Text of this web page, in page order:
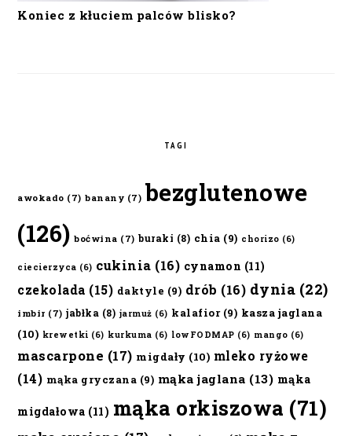
Koniec z kłuciem palców blisko?
TAGI
awokado (7) banany (7) bezglutenowe
(126) boćwina (7) buraki (8) chia (9) chorizo (6)
ciecierzyca (6) cukinia (16) cynamon (11)
czekolada (15) daktyle (9) drób (16) dynia (22)
imbir (7) jabłka (8) jarmuż (6) kalafior(9) kasza jaglana
(10) krewetki (6) kurkuma (6) lowFODMAP (6) mango (6)
mascarpone (17) migdały (10) mleko ryżowe
(14) mąka gryczana (9) mąka jaglana (13) mąka
migdałowa (11) mąka orkiszowa (71)